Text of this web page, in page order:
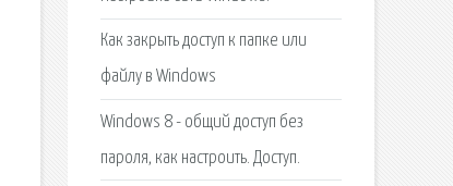
Как закрыть доступ к папке или
файлу в Windows
Windows 8 - общий доступ без
пароля, как настроить. Доступ.